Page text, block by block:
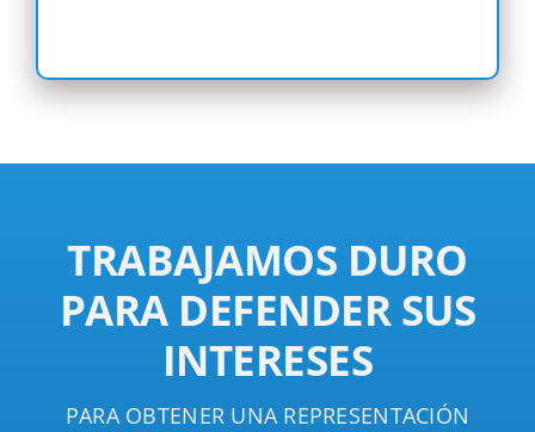
TRABAJAMOS DURO
PARA DEFENDER SUS
INTERESES
PARA OBTENER UNA REPRESENTACIÓN